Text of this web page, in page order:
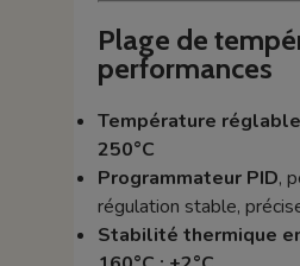
Plage de
performances
Température réglable
250°C
Programmateur PID,
régulation stable,
Stabilité thermique